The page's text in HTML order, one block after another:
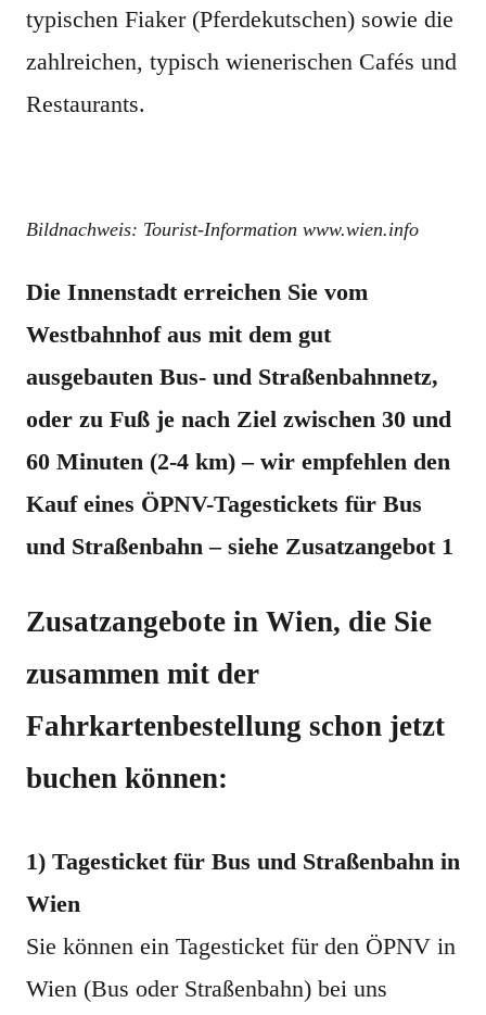
typischen Fiaker (Pferdekutschen) sowie die
zahlreichen, typisch wienerischen Cafés und
Restaurants.
Bildnachweis: Tourist-Information www.wien.info
Die Innenstadt erreichen Sie vom
Westbahnhof aus mit dem gut
ausgebauten Bus- und Straßenbahnnetz,
oder zu Fuß je nach Ziel zwischen 30 und
60 Minuten (2-4 km) – wir empfehlen den
Kauf eines ÖPNV-Tagestickets für Bus
und Straßenbahn – siehe Zusatzangebot 1
Zusatzangebote in Wien, die Sie
zusammen mit der
Fahrkartenbestellung schon jetzt
buchen können:
1) Tagesticket für Bus und Straßenbahn in
Wien
Sie können ein Tagesticket für den ÖPNV in
Wien (Bus oder Straßenbahn) bei uns